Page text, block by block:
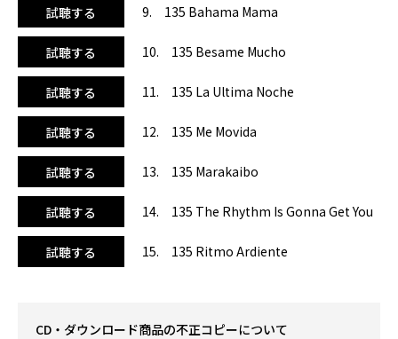
試聴する 9. 135 Bahama Mama
試聴する 10. 135 Besame Mucho
試聴する 11. 135 La Ultima Noche
試聴する 12. 135 Me Movida
試聴する 13. 135 Marakaibo
試聴する 14. 135 The Rhythm Is Gonna Get You
試聴する 15. 135 Ritmo Ardiente
CD・ダウンロード商品の不正コピーについて